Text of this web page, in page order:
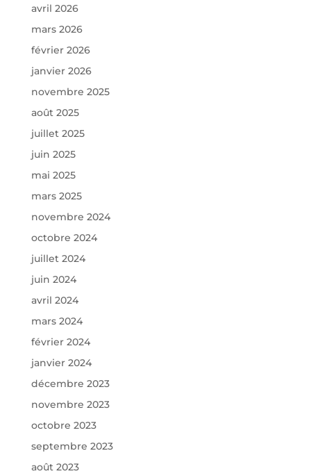
avril 2026
mars 2026
février 2026
janvier 2026
novembre 2025
août 2025
juillet 2025
juin 2025
mai 2025
mars 2025
novembre 2024
octobre 2024
juillet 2024
juin 2024
avril 2024
mars 2024
février 2024
janvier 2024
décembre 2023
novembre 2023
octobre 2023
septembre 2023
août 2023